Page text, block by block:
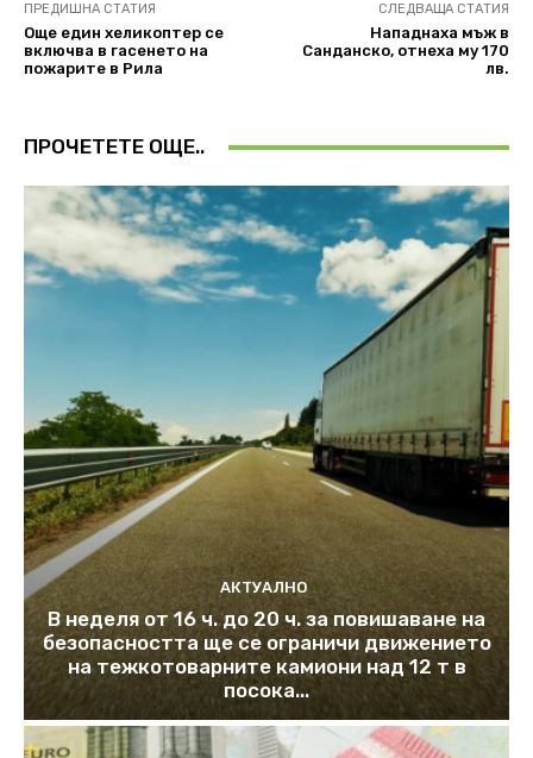
ПРЕДИШНА СТАТИЯ
Още един хеликоптер се
включва в гасенето на
пожарите в Рила
СЛЕДВАЩА СТАТИЯ
Нападнаха мъж в
Санданско, отнеха му 170
лв.
ПРОЧЕТЕТЕ ОЩЕ..
АКТУАЛНО
В неделя от 16 ч. до 20 ч. за повишаване на
безопасността ще се ограничи движението
на тежкотоварните камиони над 12 т в
посока...